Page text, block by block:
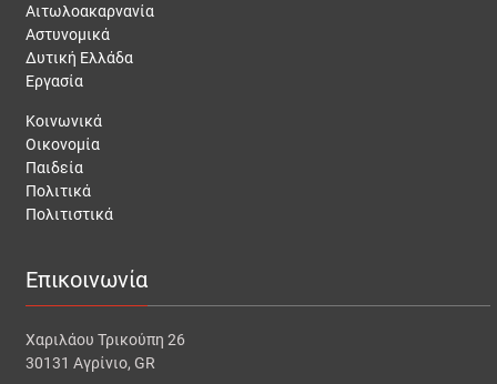
Αιτωλοακαρνανία
Αστυνομικά
Δυτική Ελλάδα
Εργασία
Κοινωνικά
Οικονομία
Παιδεία
Πολιτικά
Πολιτιστικά
Επικοινωνία
Χαριλάου Τρικούπη 26
30131 Αγρίνιο, GR